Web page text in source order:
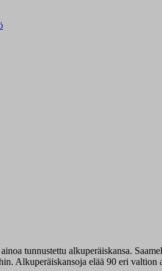
tunnustettu alkuperäiskansa.
Alkuperäiskansoja elää 90 eri valtion